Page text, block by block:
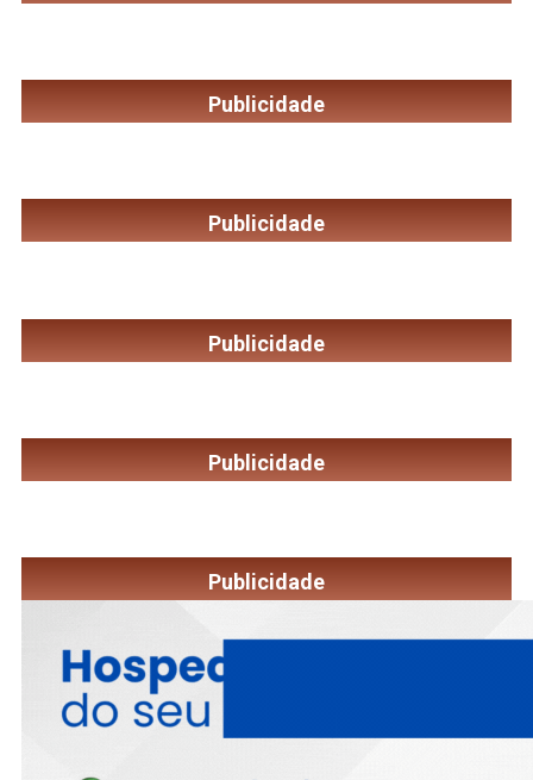
Publicidade
Publicidade
Publicidade
Publicidade
Publicidade